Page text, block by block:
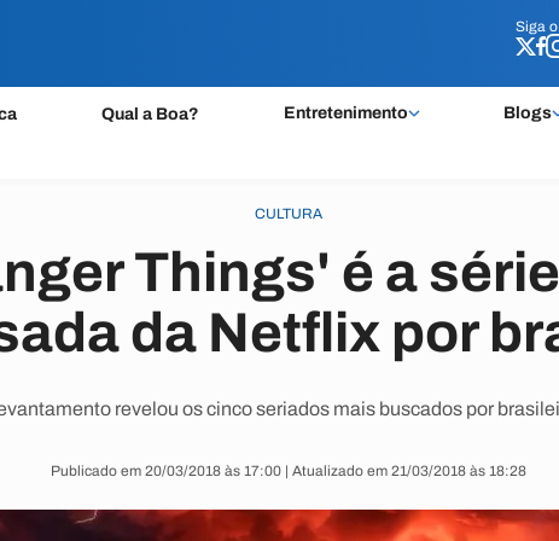
Siga o
Qual a Boa? Entretenimento Blogs
Siga o
CULTURA
Things' é a
da Netflix por
revelou os cinco seriados mais buscados por
Publicado em 20/03/2018 às 17:00 | Atualizado em 21/03/2018 às 18:28